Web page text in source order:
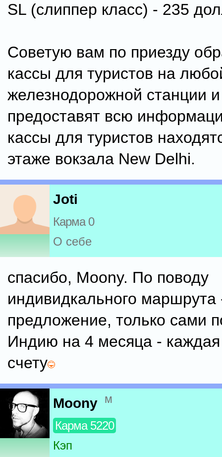
SL (слиппер класс) - 235
Советую вам по приезду
кассы для туристов на
железнодорожной станции
предоставят всю
кассы для туристов
этаже вокзала New Delhi.
Joti
Карма 0
О себе
спасибо, Moony. По поводу
индивидкального маршрута
предложение, только сами
Индию на 4 месяца - каждая
счету
Moony м
Карма 5220
Кэп